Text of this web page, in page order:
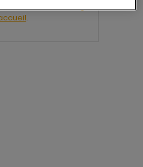
retourner sur laPage
.